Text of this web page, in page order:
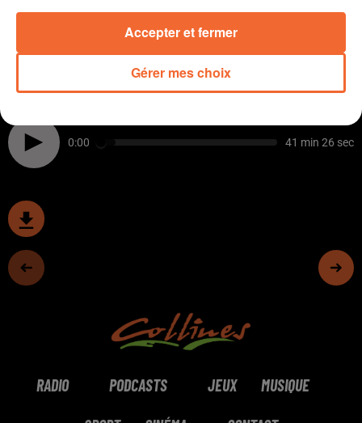
le coach du COB 79 Sébastien Vélez sera avec nous
pour évoquer la nouvelle saison qui débute aujourd'hui
Nous terminerons ce SMD avec Yohann Métay (photo,
crédit JLChouteau), un ancien spécialiste de trail,
devenu comédien.
0:00 41 min 26 sec
RADIO PODCASTS JEUX MUSIQUE
Gérer mes choix
Accepter et fermer